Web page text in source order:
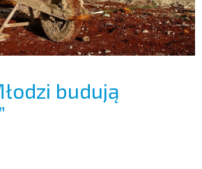
budują